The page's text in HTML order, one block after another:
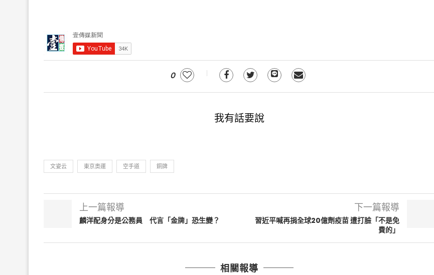
0
我有話要說
文姿云 東京奧運 空手道 銅牌
上一篇報導
麟洋配身分是公務員 代言「金牌」恐生變？
下一篇報導
習近平喊再捐全球20億劑疫苗 遭打臉「不是免
費的」
相關報導